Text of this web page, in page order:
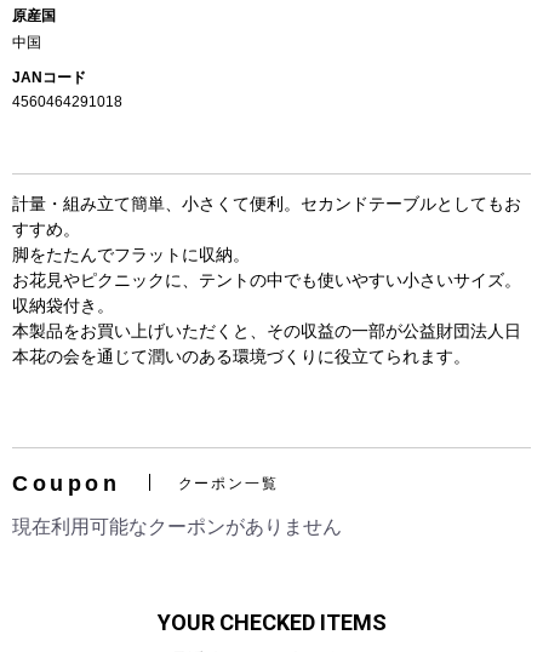
原産国
中国
JANコード
4560464291018
計量・組み立て簡単、小さくて便利。セカンドテーブルとしてもお
すすめ。
脚をたたんでフラットに収納。
お花見やピクニックに、テントの中でも使いやすい小さいサイズ。
収納袋付き。
本製品をお買い上げいただくと、その収益の一部が公益財団法人日
本花の会を通じて潤いのある環境づくりに役立てられます。
Coupon クーポン一覧
現在利用可能なクーポンがありません
YOUR CHECKED ITEMS